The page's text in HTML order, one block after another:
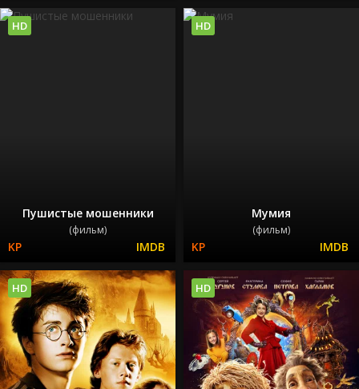
Пушистые мошенники
(фильм)
HD
Мумия
(фильм)
HD
HD HD